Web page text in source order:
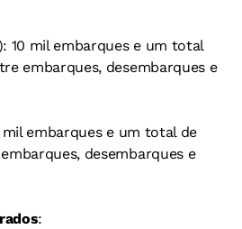
10 mil embarques e um total
embarques, desembarques e
embarques e um total de
desembarques e
: